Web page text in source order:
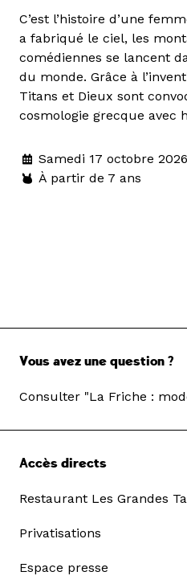
C’est l’histoire d’une
a fabriqué le ciel, les
comédiennes se lancent
du monde. Grâce à
Titans et Dieux sont
cosmologie grecque avec
Samedi 17 octobre
À partir de 7 ans
Vous avez une question ?
Consulter "La Friche :
Accès directs
Restaurant Les Grandes
Privatisations
Espace presse